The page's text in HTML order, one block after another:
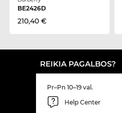
BE2426D
210,40 €
REIKIA PAGALBOS?
Pr–Pn 10–19 val.
Help Center